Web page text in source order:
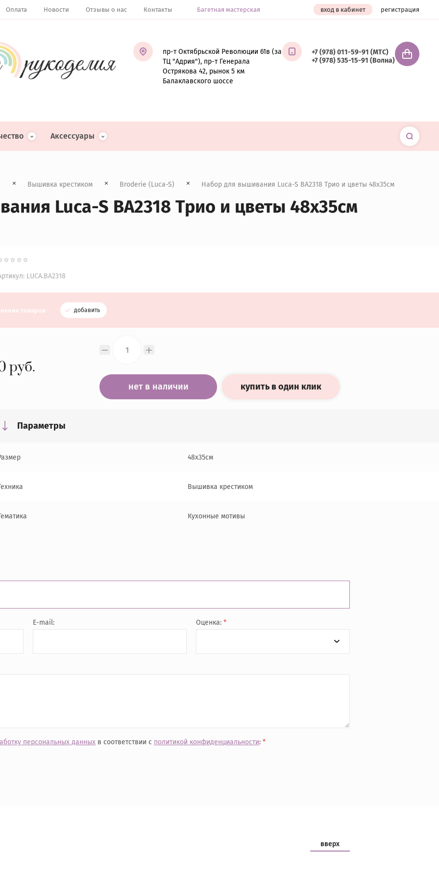
Оплата Новости Отзывы о нас Контакты Багетная мастерская вход в кабинет регистрация
пр-т Октябрьской Революции 61в (за
ТЦ "Адрия"), пр-т Генерала
Острякова 42, рынок 5 км
Балаклавского шоссе
+7 (978) 011-59-91 (МТС)
+7 (978) 535-15-91 (Волна)
Аксессуары
Вышивка крестиком Broderie (Luca-S)
  Набор для вышивания Luca-S BA2318 Трио и цветы 48x35см
Luca-S BA2318 Трио и цветы 48x35см
LUCA.BA2318
товаров добавить
руб.
− +
нет в наличии купить в один клик
Параметры
48x35см
Вышивка крестиком
Кухонные мотивы
E-mail:
персональных данных в соответствии с политикой конфиденциальности: *
Оценка:*
вверх